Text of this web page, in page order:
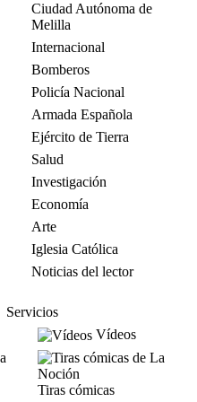
Ciudad Autónoma de
Melilla
Internacional
Bomberos
Policía Nacional
Armada Española
Ejército de Tierra
Salud
Investigación
Economía
Arte
Iglesia Católica
Noticias del lector
Servicios
Vídeos
Tiras cómicas